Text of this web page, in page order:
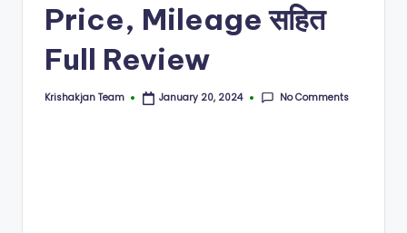
Price, Mileage सहित
Full Review
Posted
Krishakjan Team January 20, 2024 No Comments